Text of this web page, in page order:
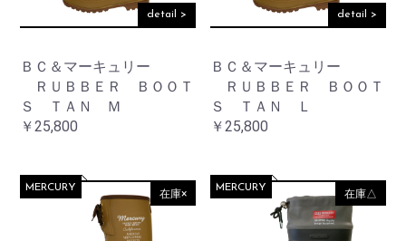
detail >
ＢＣ＆マーキュリー
ＲＵＢＢＥＲ ＢＯＯＴ
Ｓ ＴＡＮ Ｍ
￥25,800
detail >
ＢＣ＆マーキュリー
ＲＵＢＢＥＲ ＢＯＯＴ
Ｓ ＴＡＮ Ｌ
￥25,800
在庫×
MERCURY 在庫△
MERCURY